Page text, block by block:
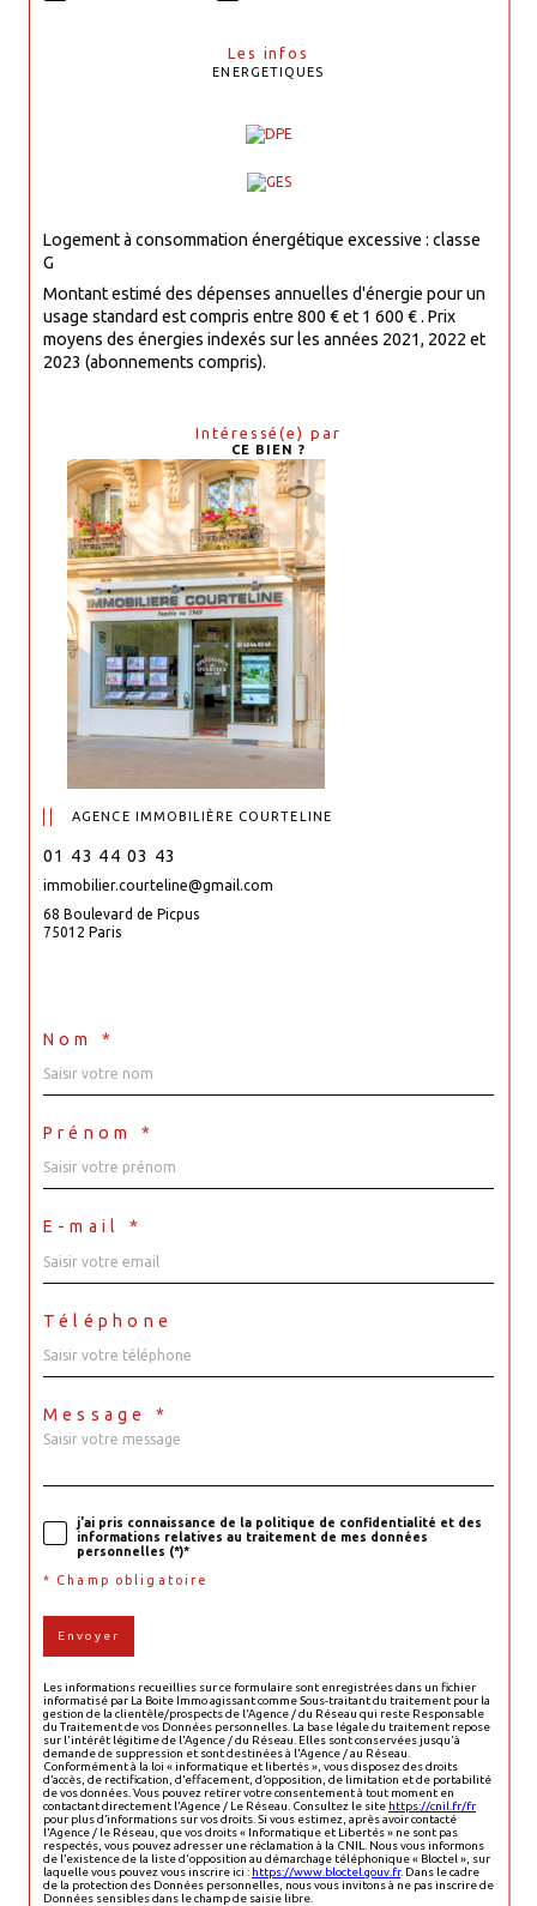
Les infos
ENERGETIQUES
Logement à consommation énergétique excessive : classe
G
Montant estimé des dépenses annuelles d'énergie pour un
usage standard est compris entre 800 € et 1 600 € . Prix
moyens des énergies indexés sur les années 2021, 2022 et
2023 (abonnements compris).
Intéressé(e) par
CE BIEN ?
AGENCE IMMOBILIÈRE COURTELINE
01 43 44 03 43
immobilier.courteline@gmail.com
68 Boulevard de Picpus
75012 Paris
Nom *
Prénom *
E-mail *
Téléphone
Message *
j'ai pris connaissance de la politique de confidentialité et des
informations relatives au traitement de mes données
personnelles (*)*
* Champ obligatoire
Envoyer
Les informations recueillies sur ce formulaire sont enregistrées dans un fichier
informatisé par La Boite Immo agissant comme Sous-traitant du traitement pour la
gestion de la clientèle/prospects de l'Agence / du Réseau qui reste Responsable
du Traitement de vos Données personnelles. La base légale du traitement repose
sur l'intérêt légitime de l'Agence / du Réseau. Elles sont conservées jusqu'à
demande de suppression et sont destinées à l'Agence / au Réseau.
Conformément à la loi « informatique et libertés », vous disposez des droits
d’accès, de rectification, d’effacement, d’opposition, de limitation et de portabilité
de vos données. Vous pouvez retirer votre consentement à tout moment en
contactant directement l’Agence / Le Réseau. Consultez le site https://cnil.fr/fr
pour plus d’informations sur vos droits. Si vous estimez, après avoir contacté
l'Agence / le Réseau, que vos droits « Informatique et Libertés » ne sont pas
respectés, vous pouvez adresser une réclamation à la CNIL. Nous vous informons
de l’existence de la liste d'opposition au démarchage téléphonique « Bloctel », sur
laquelle vous pouvez vous inscrire ici : https://www.bloctel.gouv.fr. Dans le cadre
de la protection des Données personnelles, nous vous invitons à ne pas inscrire de
Données sensibles dans le champ de saisie libre.